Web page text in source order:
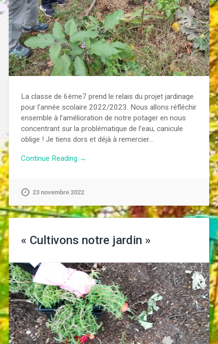
La classe de 6ème7 prend le relais du projet jardinage
pour l’année scolaire 2022/2023. Nous allons réfléchir
ensemble à l’amélioration de notre potager en nous
concentrant sur la problématique de l’eau, canicule
oblige ! Je tiens dors et déjà à remercier…
Continue Reading →
23 novembre 2022
« Cultivons notre jardin »